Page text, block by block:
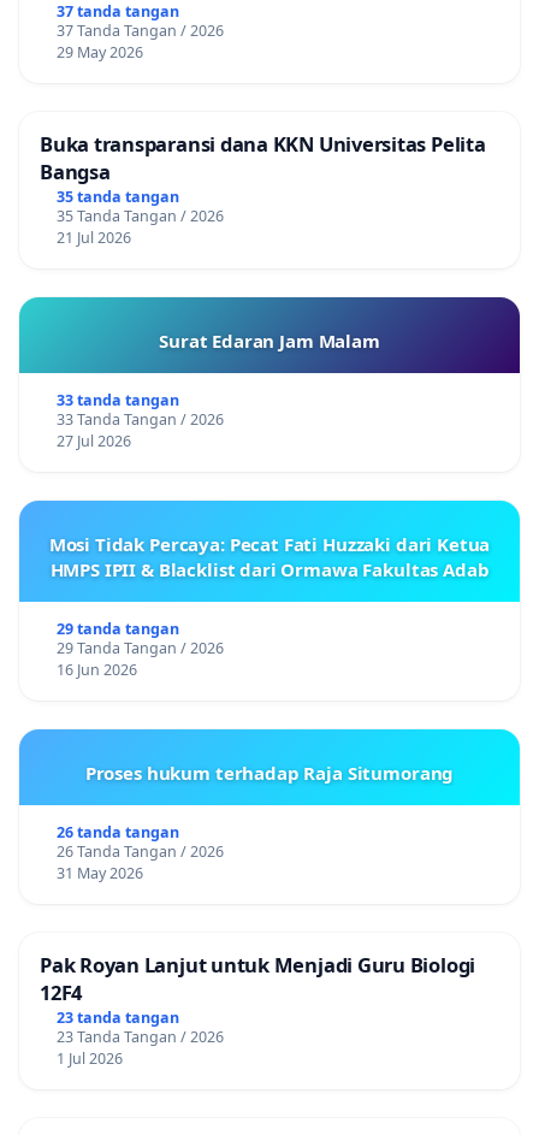
37 tanda tangan
37 Tanda Tangan / 2026
29 May 2026
Buka transparansi dana KKN Universitas Pelita
Bangsa
35 tanda tangan
35 Tanda Tangan / 2026
21 Jul 2026
Surat Edaran Jam Malam
33 tanda tangan
33 Tanda Tangan / 2026
27 Jul 2026
Mosi Tidak Percaya: Pecat Fati Huzzaki dari Ketua
HMPS IPII & Blacklist dari Ormawa Fakultas Adab
29 tanda tangan
29 Tanda Tangan / 2026
16 Jun 2026
Proses hukum terhadap Raja Situmorang
26 tanda tangan
26 Tanda Tangan / 2026
31 May 2026
Pak Royan Lanjut untuk Menjadi Guru Biologi
12F4
23 tanda tangan
23 Tanda Tangan / 2026
1 Jul 2026